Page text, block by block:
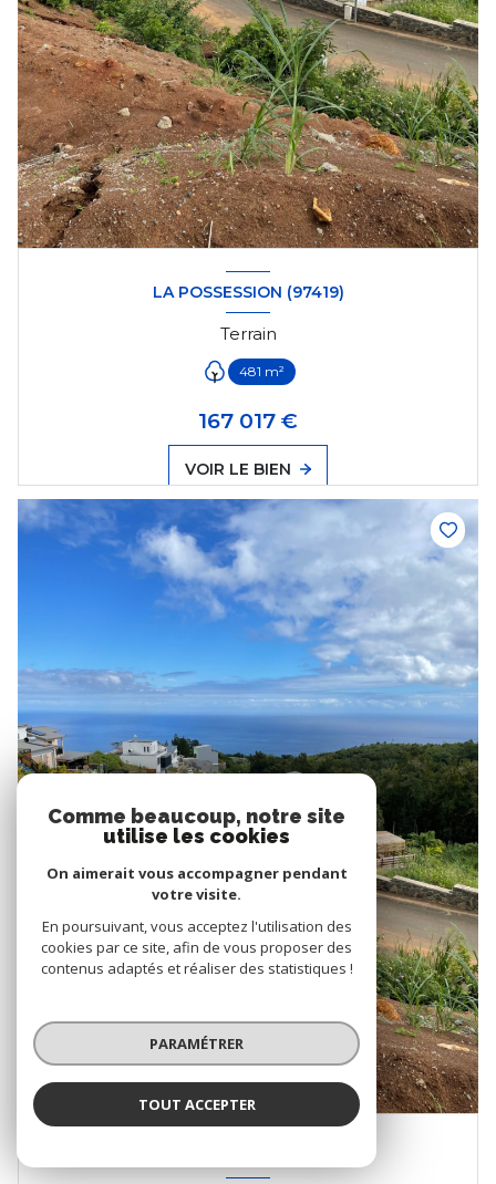
LA POSSESSION (97419)
Terrain
481 m²
167 017 €
VOIR LE BIEN
Comme beaucoup, notre site
utilise les cookies
On aimerait vous accompagner pendant
votre visite.
En poursuivant, vous acceptez l'utilisation des
cookies par ce site, afin de vous proposer des
contenus adaptés et réaliser des statistiques !
PARAMÉTRER
TOUT ACCEPTER